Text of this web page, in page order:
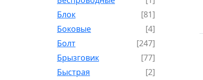
Блок
[81]
Боковые
[4]
Болт
[247]
Брызговик
[77]
Быстрая
[2]